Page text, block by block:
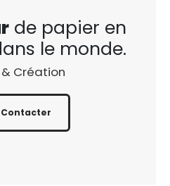
de papier en
le monde.
Création
Contacter